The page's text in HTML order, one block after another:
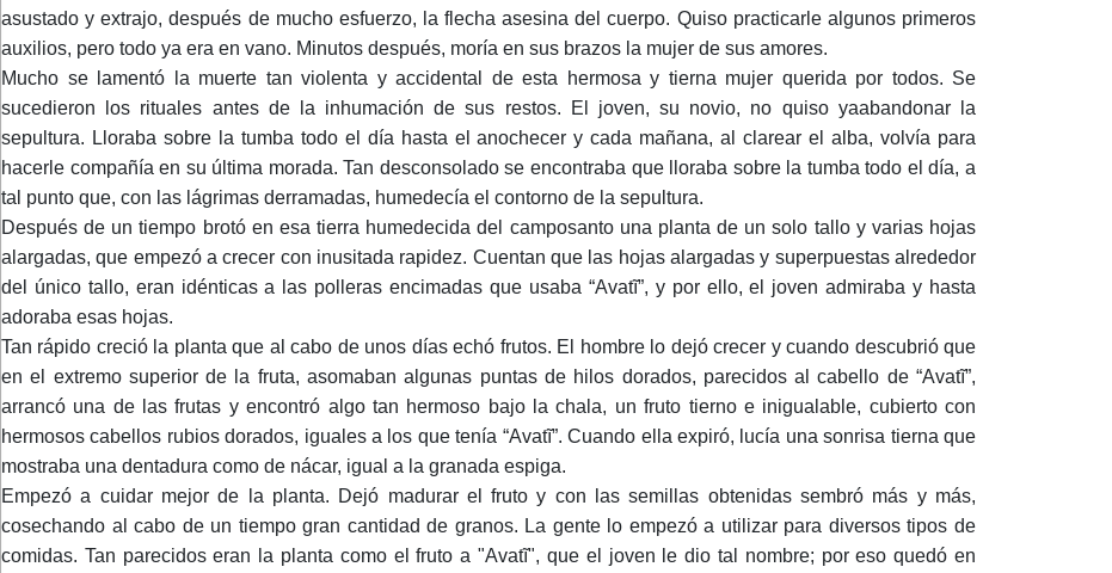
asustado y extrajo, después de mucho esfuerzo, la flecha asesina del cuerpo. Quiso practicarle algunos primeros
auxilios, pero todo ya era en vano. Minutos después, moría en sus brazos la mujer de sus amores.
Mucho se lamentó la muerte tan violenta y accidental de esta hermosa y tierna mujer querida por todos. Se
sucedieron los rituales antes de la inhumación de sus restos. El joven, su novio, no quiso yaabandonar la
sepultura. Lloraba sobre la tumba todo el día hasta el anochecer y cada mañana, al clarear el alba, volvía para
hacerle compañía en su última morada. Tan desconsolado se encontraba que lloraba sobre la tumba todo el día, a
tal punto que, con las lágrimas derramadas, humedecía el contorno de la sepultura.
Después de un tiempo brotó en esa tierra humedecida del camposanto una planta de un solo tallo y varias hojas
alargadas, que empezó a crecer con inusitada rapidez. Cuentan que las hojas alargadas y superpuestas alrededor
del único tallo, eran idénticas a las polleras encimadas que usaba “Avatĩ”, y por ello, el joven admiraba y hasta
adoraba esas hojas.
Tan rápido creció la planta que al cabo de unos días echó frutos. El hombre lo dejó crecer y cuando descubrió que
en el extremo superior de la fruta, asomaban algunas puntas de hilos dorados, parecidos al cabello de “Avatĩ”,
arrancó una de las frutas y encontró algo tan hermoso bajo la chala, un fruto tierno e inigualable, cubierto con
hermosos cabellos rubios dorados, iguales a los que tenía “Avatĩ”. Cuando ella expiró, lucía una sonrisa tierna que
mostraba una dentadura como de nácar, igual a la granada espiga.
Empezó a cuidar mejor de la planta. Dejó madurar el fruto y con las semillas obtenidas sembró más y más,
cosechando al cabo de un tiempo gran cantidad de granos. La gente lo empezó a utilizar para diversos tipos de
comidas. Tan parecidos eran la planta como el fruto a "Avatĩ", que el joven le dio tal nombre; por eso quedó en